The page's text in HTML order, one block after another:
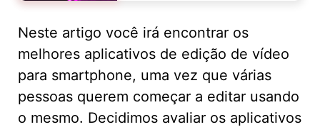
Neste artigo você irá encontrar os
melhores aplicativos de edição de vídeo
para smartphone, uma vez que várias
pessoas querem começar a editar usando
o mesmo. Decidimos avaliar os aplicativos